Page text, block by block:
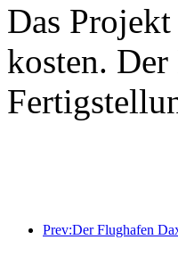
Das
kosten.